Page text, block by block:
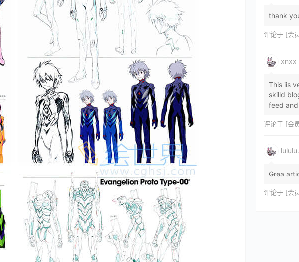
thank
评论于 [会员][
xnxx
This iis
skilld
feed
评论于 [会员][
Grea
评论于 [会员][设